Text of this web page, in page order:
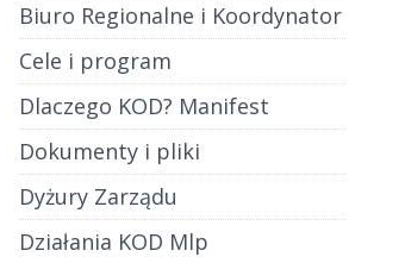
Biuro Regionalne i Koordynator
Cele i program
Dlaczego KOD? Manifest
Dokumenty i pliki
Dyżury Zarządu
Działania KOD Mlp